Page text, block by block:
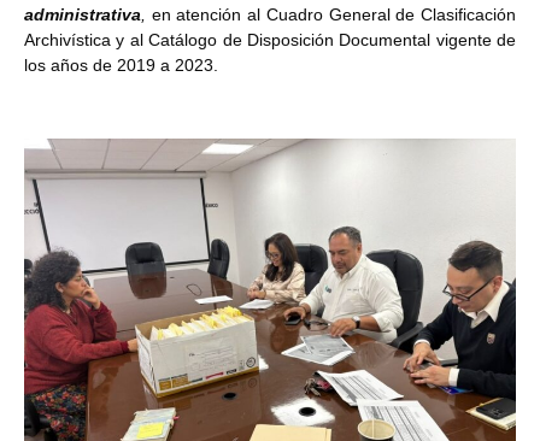
administrativa
en atención al Cuadro General de Clasificación
Archivística y al Catálogo de Disposición Documental vigente de
los años de 2019 a 2023.